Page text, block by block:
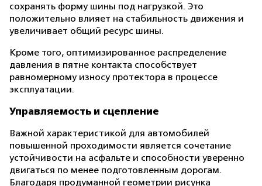
сохранять форму шины под нагрузкой. Это
положительно влияет на стабильность движения и
увеличивает общий ресурс шины.
Кроме того, оптимизированное распределение
давления в пятне контакта способствует
равномерному износу протектора в процессе
эксплуатации.
Управляемость и сцепление
Важной характеристикой для автомобилей
повышенной проходимости является сочетание
устойчивости на асфальте и способности уверенно
двигаться по менее подготовленным дорогам.
Благодаря продуманной геометрии рисунка